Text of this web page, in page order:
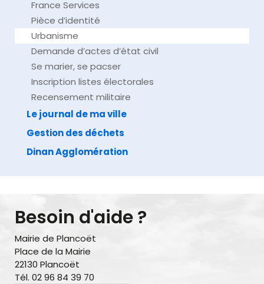
France Services
Pièce d’identité
Urbanisme
Demande d’actes d’état civil
Se marier, se pacser
Inscription listes électorales
Recensement militaire
Le journal de ma ville
Gestion des déchets
Dinan Agglomération
Besoin d'aide ?
Mairie de Plancoët
Place de la Mairie
22130 Plancoët
Tél. 02 96 84 39 70